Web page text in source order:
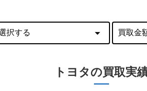
トヨタの買取実